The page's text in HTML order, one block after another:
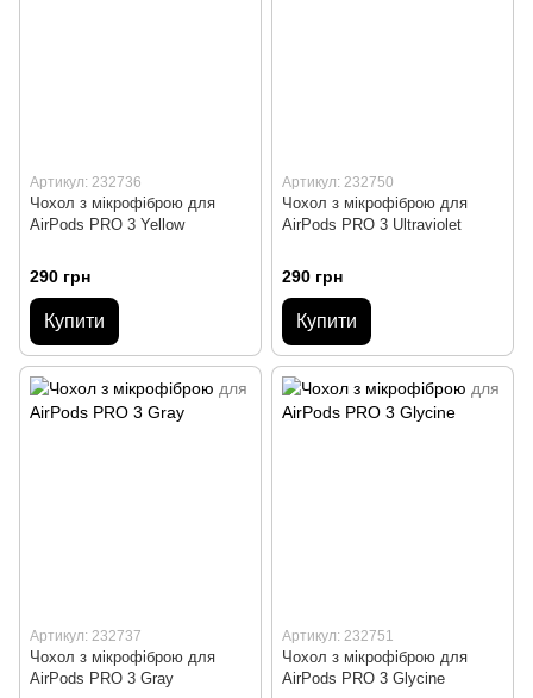
Артикул: 232736
Чохол з мікрофіброю для
AirPods PRO 3 Yellow
290 грн
Купити
Артикул: 232750
Чохол з мікрофіброю для
AirPods PRO 3 Ultraviolet
290 грн
Купити
Артикул: 232737
Чохол з мікрофіброю для
AirPods PRO 3 Gray
Артикул: 232751
Чохол з мікрофіброю для
AirPods PRO 3 Glycine